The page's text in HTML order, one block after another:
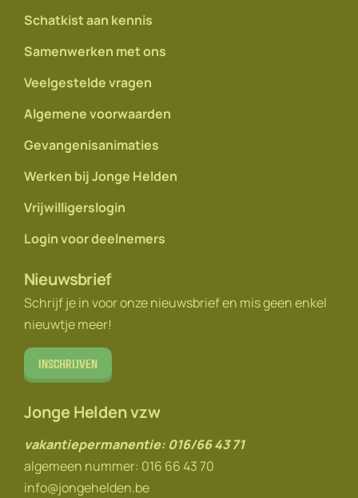
Schatkist aan kennis
Samenwerken met ons
Veelgestelde vragen
Algemene voorwaarden
Gevangenisanimaties
Werken bij Jonge Helden
Vrijwilligerslogin
Login voor deelnemers
Nieuwsbrief
Schrijf je in voor onze nieuwsbrief en mis geen enkel
nieuwtje meer!
Inschrijven
Jonge Helden vzw
vakantiepermanentie: 016/66 43 71
algemeen nummer: 016 66 43 70
info@jongehelden.be